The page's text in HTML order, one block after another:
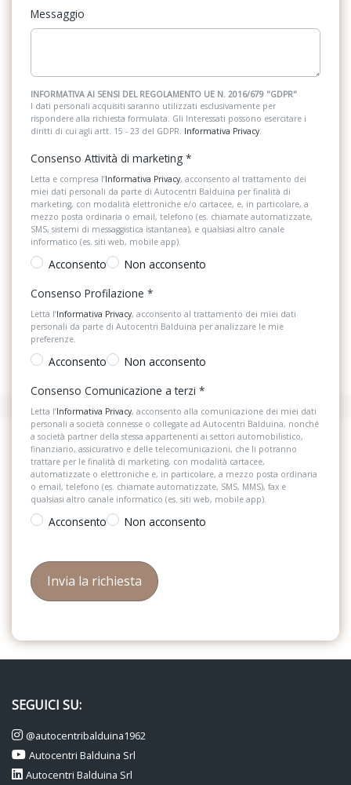
Messaggio
INFORMATIVA AI SENSI DEL REGOLAMENTO UE N. 2016/679 "GDPR"
I dati personali acquisiti saranno utilizzati esclusivamente per
rispondere alla richiesta formulata. Gli Interessati possono esercitare i
diritti di cui agli artt. 15 - 23 del GDPR. Informativa Privacy
Consenso Attività di marketing *
Letta e compresa l’Informativa Privacy, acconsento al trattamento dei
miei dati personali da parte di Autocentri Balduina per finalità di
marketing, con modalità elettroniche e/o cartacee, e, in particolare, a
mezzo posta ordinaria o email, telefono (es. chiamate automatizzate,
SMS, sistemi di messaggistica istantanea), e qualsiasi altro canale
informatico (es. siti web, mobile app).
Acconsento
Non acconsento
Consenso Profilazione *
Letta l’Informativa Privacy, acconsento al trattamento dei miei dati
personali da parte di Autocentri Balduina per analizzare le mie
preferenze.
Acconsento
Non acconsento
Consenso Comunicazione a terzi *
Letta l’Informativa Privacy, acconsento alla comunicazione dei miei dati
personali a società connesse o collegate ad Autocentri Balduina, nonché
a società partner della stessa appartenenti ai settori automobilistico,
finanziario, assicurativo e delle telecomunicazioni, che li potranno
trattare per le finalità di marketing, con modalità cartacee,
automatizzate o elettroniche e, in particolare, a mezzo posta ordinaria
o email, telefono (es. chiamate automatizzate, SMS, MMS), fax e
qualsiasi altro canale informatico (es. siti web, mobile app).
Acconsento Non acconsento
SEGUICI SU:
@autocentribalduina1962
Autocentri Balduina Srl
Autocentri Balduina Srl